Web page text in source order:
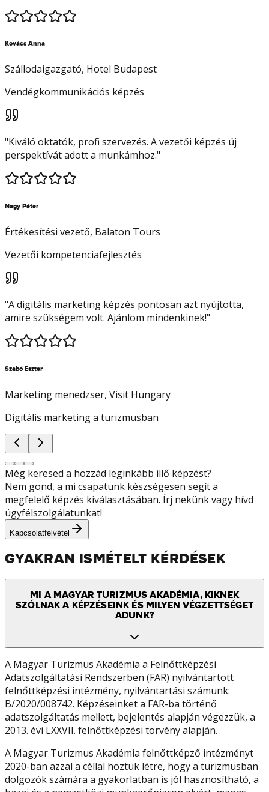
Kovács Anna
Szállodaigazgató, Hotel Budapest
Vendégkommunikációs képzés
"Kiváló oktatók, profi szervezés. A vezetői képzés új
perspektívát adott a munkámhoz."
Nagy Péter
Értékesítési vezető, Balaton Tours
Vezetői kompetenciafejlesztés
"A digitális marketing képzés pontosan azt nyújtotta,
amire szükségem volt. Ajánlom mindenkinek!"
Szabó Eszter
Marketing menedzser, Visit Hungary
Digitális marketing a turizmusban
Még keresed a hozzád leginkább illő képzést?
Nem gond, a mi csapatunk készségesen segít a
megfelelő képzés kiválasztásában. Írj nekünk vagy hívd
ügyfélszolgálatunkat!
Kapcsolatfelvétel
GYAKRAN ISMÉTELT KÉRDÉSEK
MI A MAGYAR TURIZMUS AKADÉMIA, KIKNEK
SZÓLNAK A KÉPZÉSEINK ÉS MILYEN VÉGZETTSÉGET
ADUNK?
A Magyar Turizmus Akadémia a Felnőttképzési
Adatszolgáltatási Rendszerben (FAR) nyilvántartott
felnőttképzési intézmény, nyilvántartási számunk:
B/2020/008742. Képzéseinket a FAR-ba történő
adatszolgáltatás mellett, bejelentés alapján végezzük, a
2013. évi LXXVII. felnőttképzési törvény alapján.
A Magyar Turizmus Akadémia felnőttképző intézményt
2020-ban azzal a céllal hoztuk létre, hogy a turizmusban
dolgozók számára a gyakorlatban is jól hasznosítható, a